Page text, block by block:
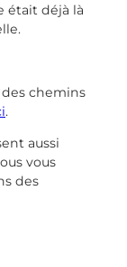
était déjà là
des chemins
.
aussi
vous
des